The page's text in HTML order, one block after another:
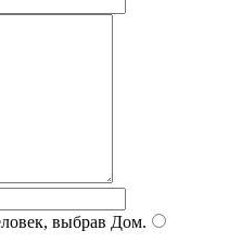
выбрав Дом.